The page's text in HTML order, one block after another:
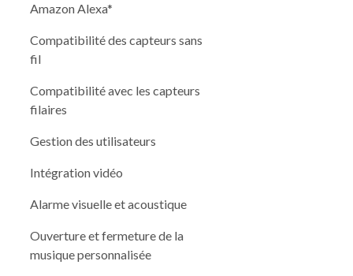
Amazon Alexa*
Compatibilité des capteurs sans
fil
Compatibilité avec les capteurs
filaires
Gestion des utilisateurs
Intégration vidéo
Alarme visuelle et acoustique
Ouverture et fermeture de la
musique personnalisée